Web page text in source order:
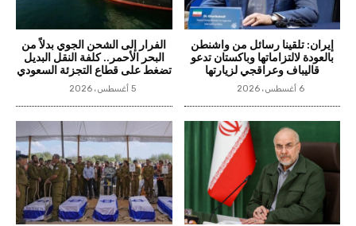
إيران: تلقينا رسائل من واشنطن
بالعودة لالتزاماتها وباكستان تدعو
قاليباف وعراقجي لزيارتها
6 أغسطس، 2026
الفرار إلى الشحن الجوي بدلاً من
البحر الأحمر.. كلفة النقل البديل
تضغط على قطاع التجزئة السعودي
5 أغسطس، 2026